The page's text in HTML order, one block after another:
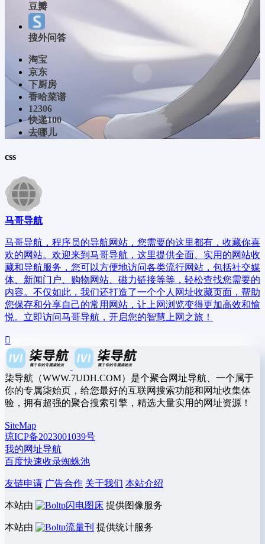
豆瓣
搜外问答
淘宝
京东
下厨房
香哈菜谱
12306
快递100
去哪儿
css
马哥导航
马哥导航，程序员的导航网站，您需要的这里都有，收藏你喜
欢的网站。欢迎来到马哥导航，这里提供全面、实用的网站收
藏和导航服务，您可以方便地访问各类流行网站，包括社交媒
体、新闻门户、购物网站、磁力链接等等，轻松查找您需要的
内容。不仅如此，我们还打造了一个个人网址收藏页面，帮助
您保存和分享自己的常用网站，让上网浏览变得更加高效和愉
悦。立即访问马哥导航，开启您的智慧上网之旅！
柒导航（WWW.7UDH.COM）是个聚合网址导航、一个属于
你的专属柒始页，给您最好的互联网搜索功能和网址收集体
验，拥有超强的聚合搜索引擎，精选大量实用的网址资源！
SiteMap
琼ICP备2023001039号
我的网址导航
百度快速收录蜘蛛池
友链申请 广告合作 关于我们 本站介绍
本站由 闪电图床 提供图像服务
本站由 流量刊 提供统计服务